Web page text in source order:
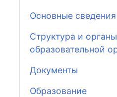
Основные сведения
Структура и
образовательной
Документы
Образование